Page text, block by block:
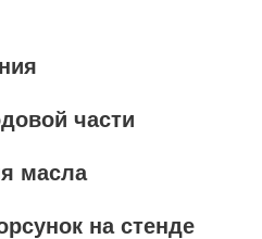
части
масла
на стенде